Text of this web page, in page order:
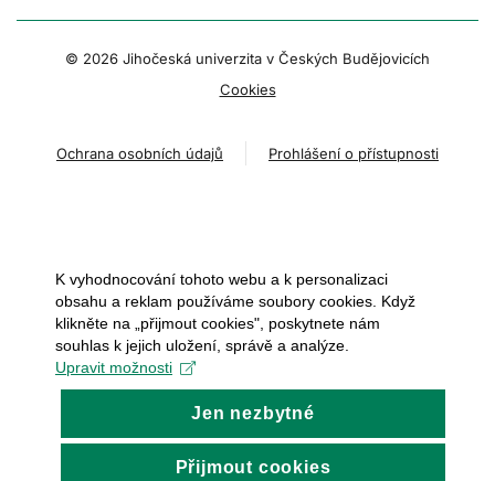
© 2026 Jihočeská univerzita v Českých Budějovicích
Cookies
Ochrana osobních údajů Prohlášení o přístupnosti
K vyhodnocování tohoto webu a k personalizaci
obsahu a reklam používáme soubory cookies. Když
klikněte na „přijmout cookies", poskytnete nám
souhlas k jejich uložení, správě a analýze.
Upravit možnosti
Jen nezbytné
Přijmout cookies